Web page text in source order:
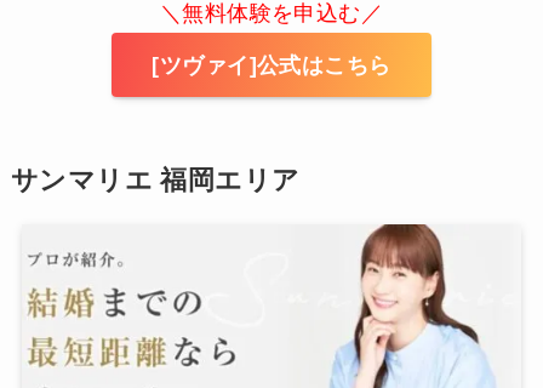
＼無料体験を申込む／
[ツヴァイ]公式はこちら
サンマリエ 福岡エリア